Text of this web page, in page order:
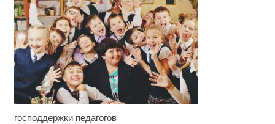
господдержки педагогов
Скрытая камера на пляже